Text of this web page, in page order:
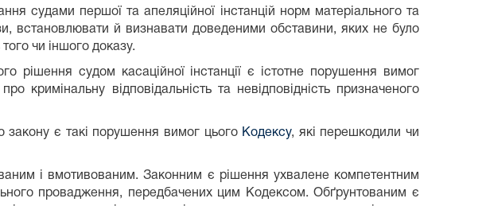
судами першої та апеляційної інстанцій норм матеріального та
встановлювати й визнавати доведеними обставини, яких не було
чи іншого доказу.
рішення судом касаційної інстанції є істотне порушення вимог
кримінальну відповідальність та невідповідність призначеного
закону є такі порушення вимог цього Кодексу, які перешкодили чи
і вмотивованим. Законним є рішення ухвалене компетентним
провадження, передбачених цим Кодексом. Обґрунтованим є